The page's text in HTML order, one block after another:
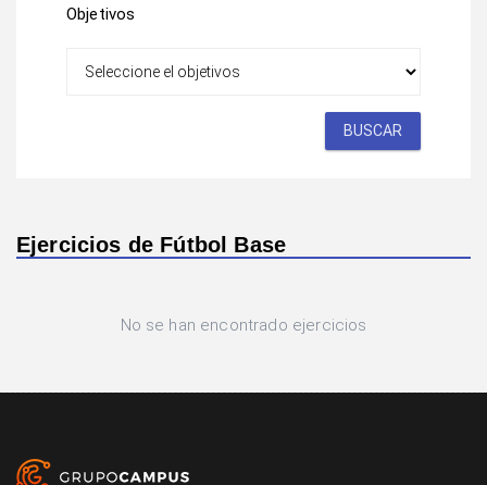
Objetivos
BUSCAR
Ejercicios de Fútbol Base
No se han encontrado ejercicios